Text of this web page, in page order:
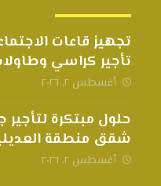
تجهيز قاعات
تأجير كراسي
أغسطس ٢, ٢٠٢٦
حلول مبتكرة
شقق منطقة
أغسطس ٢, ٢٠٢٦